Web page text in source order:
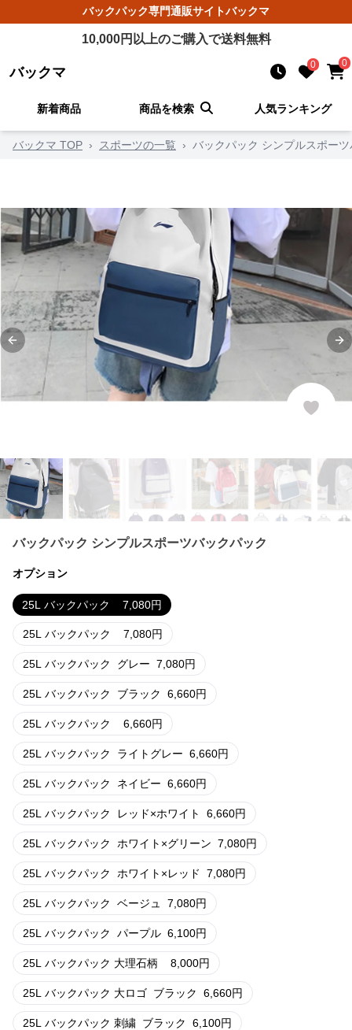
バックパック専門通販サイトバックマ
10,000円以上のご購入で送料無料
バックマ 0 0
新着商品 商品を検索 人気ランキング
バックマ TOP › スポーツの一覧 › バックパック シンプルスポー
Previous slide
バックパック シンプルスポーツバックパック
オプション
25L バックパック 7,080円
25L バックパック 7,080円
25L バックパック グレー 7,080円
25L バックパック ブラック 6,660円
25L バックパック 6,660円
25L バックパック ライトグレー 6,660円
25L バックパック ネイビー 6,660円
25L バックパック レッド×ホワイト 6,660円
25L バックパック ホワイト×グリーン 7,080円
25L バックパック ホワイト×レッド 7,080円
25L バックパック ベージュ 7,080円
25L バックパック パープル 6,100円
25L バックパック 大理石柄 8,000円
25L バックパック 大ロゴ ブラック 6,660円
25L バックパック 刺繍 ブラック 6,100円